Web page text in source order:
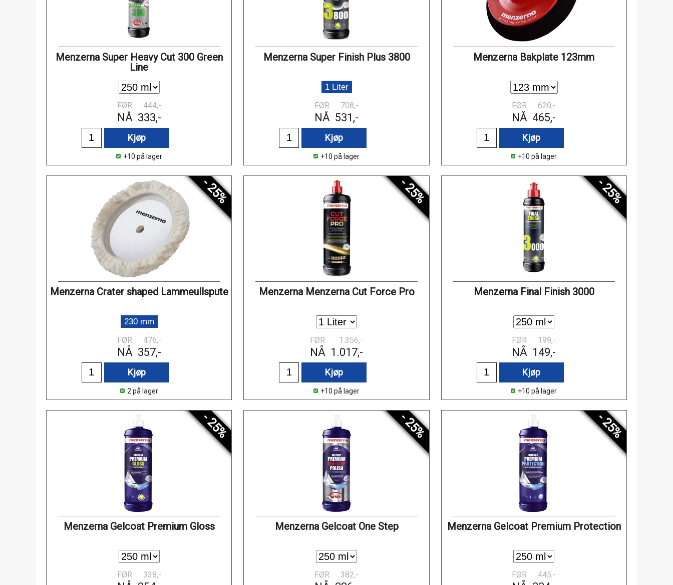
Menzerna Super Heavy Cut 300 Green
Line
FØR 444,-
NÅ 333,-
Kjøp
+10 på lager
Menzerna Super Finish Plus 3800
1 Liter
FØR
708,-
NÅ 531,-
Kjøp
+10 på lager
Menzerna Bakplate 123mm
FØR 620,-
NÅ 465,-
Kjøp
+10 på lager
- 25%
Menzerna Crater shaped Lammeullspute
230 mm
FØR
476,-
NÅ 357,-
Kjøp
2 på lager
- 25%
Menzerna Menzerna Cut Force Pro
FØR 1.356,-
NÅ 1.017,-
Kjøp
+10 på lager
- 25%
Menzerna Final Finish 3000
FØR 199,-
NÅ 149,-
Kjøp
+10 på lager
- 25%
Menzerna Gelcoat Premium Gloss
FØR 338,-
- 25%
Menzerna Gelcoat One Step
FØR 382,-
- 25%
Menzerna Gelcoat Premium Protection
FØR 445,-